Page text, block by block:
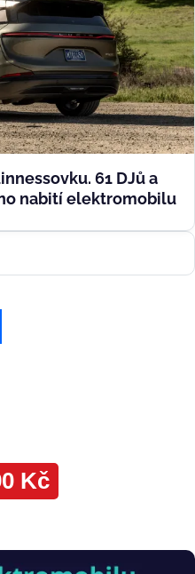
61 DJů a
nabití elektromobilu